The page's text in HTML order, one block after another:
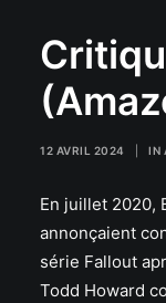
12 AVRIL 2024 IN
En juillet 2020,
annonçaient
série Fallout
Todd Howard